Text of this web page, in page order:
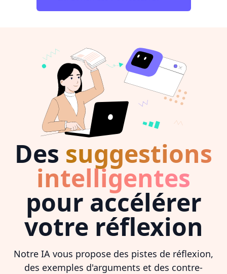
Des suggestions
intelligentes
pour accélérer
votre réflexion
Notre IA vous propose des pistes de réflexion,
des exemples d'arguments et des contre-